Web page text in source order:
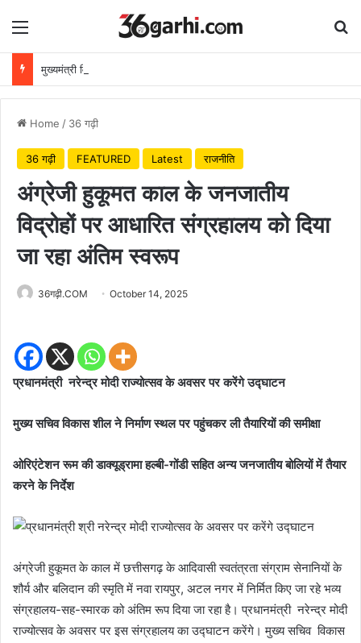
Menu
Home / 36 गढ़ी
36 गढ़ी FEATURED Latest राजनीति
अंग्रेजी हुकूमत काल के जनजातीय
विद्रोहों पर आधारित संग्रहालय को दिया
जा रहा अंतिम स्वरूप
36गढ़ी.COM October 14, 2025
प्रधानमंत्री नरेन्द्र मोदी राज्योत्सव के अवसर पर करेंगे उद्घाटन
मुख्य सचिव विकास शील ने निर्माण स्थल पर पहुंचकर ली तैयारियों की समीक्षा
ओरिएंटेशन रूम की डाक्यूड्रामा हल्बी-गोंडी सहित अन्य जनजातीय बोलियों में तैयार
करने के निर्देश
अंग्रेजी हुकूमत के काल में छत्तीसगढ़ के आदिवासी स्वतंत्रता संग्राम सेनानियों के
शौर्य और बलिदान की स्मृति में नवा रायपुर, अटल नगर में निर्मित किए जा रहे भव्य
संग्रहालय-सह-स्मारक को अंतिम रूप दिया जा रहा है। प्रधानमंत्री नरेन्द्र मोदी
राज्योत्सव के अवसर पर इस संग्रहालय का उद्घाटन करेंगे। मुख्य सचिव विकास